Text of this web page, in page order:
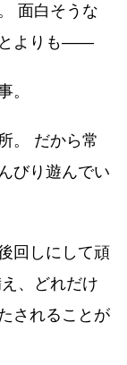
面白そうな
とよりも――
。
。 だから常
びり遊んでい
回しにして頑
、どれだけ
されることが